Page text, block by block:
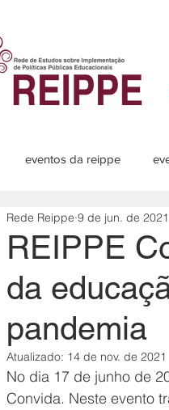
eventos da reippe
de pesquisa
REIPPE
da
pandemia
Rede Reippe 9 de jun. de 2021
Atualizado: 14 de nov. de 2021
No dia 17 de junho de
Convida. Neste evento